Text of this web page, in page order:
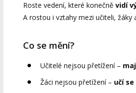
Roste vedení, které konečně vidí
A rostou i vztahy mezi učiteli, žáky
Co se mění?
Učitelé nejsou přetížení –
Žáci nejsou přetížení – učí